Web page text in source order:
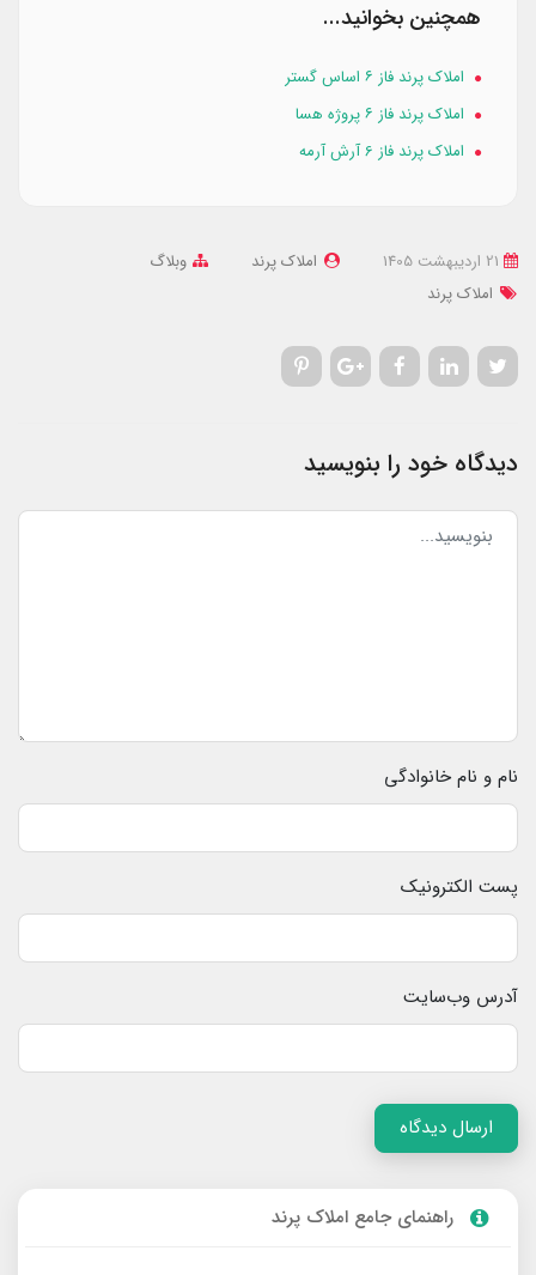
همچنین بخوانید...
املاک پرند فاز ۶ اساس گستر
املاک پرند فاز ۶ پروژه هسا
املاک پرند فاز 6 آرش آرمه
املاک پرند
وبلاگ
املاک پرند
دیدگاه خود را بنویسید
نام و نام خانوادگی
پست الکترونیک
آدرس وب‌سایت
ارسال دیدگاه
راهنمای جامع املاک پرند